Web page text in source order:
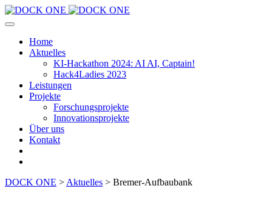
Toggle
NavigationHome
Aktuelles
KI-Hackathon 2024: AI AI, Captain!
Hack4Ladies 2023
Leistungen
Projekte
Forschungsprojekte
Innovationsprojekte
Über uns
Kontakt
DOCK ONE > Aktuelles > Bremer-Aufbaubank